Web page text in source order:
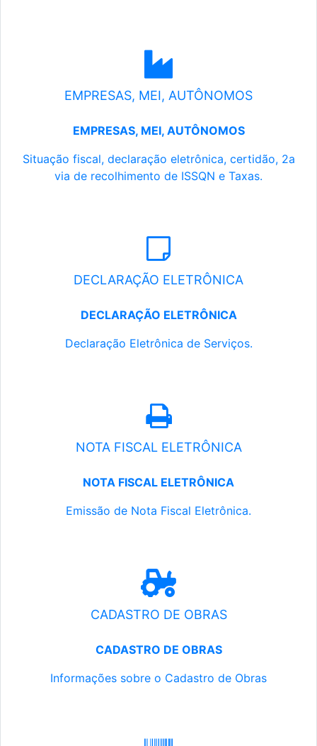
EMPRESAS, MEI, AUTÔNOMOS
EMPRESAS, MEI, AUTÔNOMOS
Situação fiscal, declaração eletrônica, certidão, 2a
via de recolhimento de ISSQN e Taxas.
DECLARAÇÃO ELETRÔNICA
DECLARAÇÃO ELETRÔNICA
Declaração Eletrônica de Serviços.
NOTA FISCAL ELETRÔNICA
NOTA FISCAL ELETRÔNICA
Emissão de Nota Fiscal Eletrônica.
CADASTRO DE OBRAS
CADASTRO DE OBRAS
Informações sobre o Cadastro de Obras